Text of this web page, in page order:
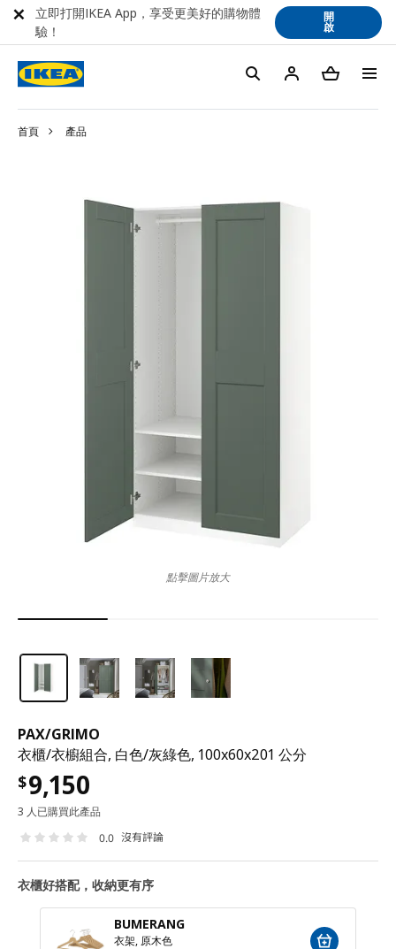
首頁 產品
PAX/GRIMO
衣櫃/衣櫥組合, 白色/灰綠色, 100x60x201 公分
$9,150
3 人已購買此產品
0.0 沒有評論
衣櫃好搭配，收納更有序
BUMERANG
衣架, 原木色
點擊圖片放大
立即打開IKEA App，享受更美好的購物體
驗！
開
啟